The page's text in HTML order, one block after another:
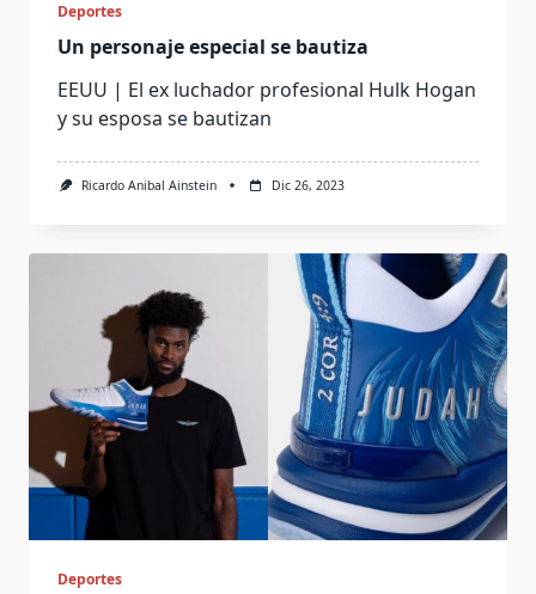
Deportes
Un personaje especial se bautiza
EEUU | El ex luchador profesional Hulk Hogan
y su esposa se bautizan
Ricardo Anibal Ainstein Dic 26, 2023
Deportes